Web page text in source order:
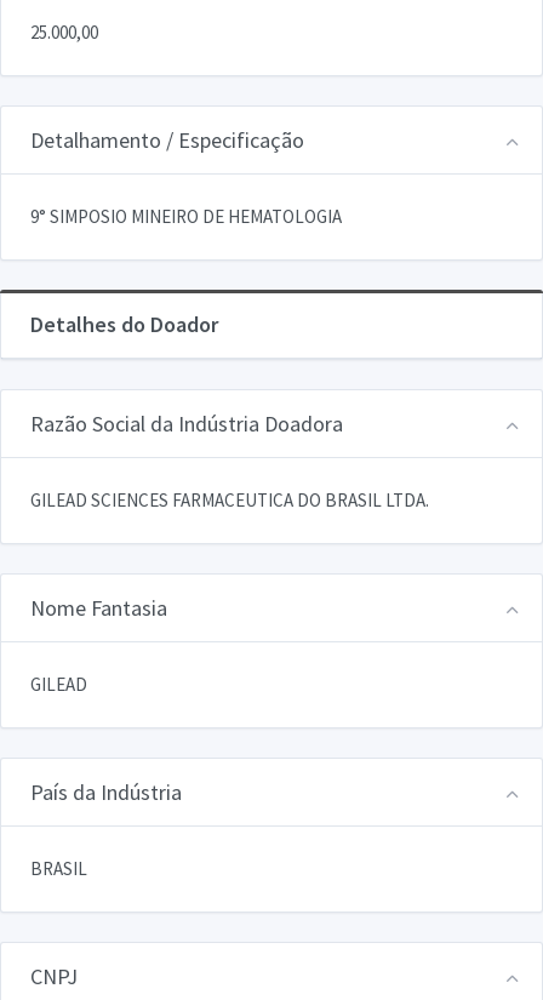
25.000,00
Detalhamento / Especificação
9° SIMPOSIO MINEIRO DE HEMATOLOGIA
Detalhes do Doador
Razão Social da Indústria Doadora
GILEAD SCIENCES FARMACEUTICA DO BRASIL LTDA.
Nome Fantasia
GILEAD
País da Indústria
BRASIL
CNPJ